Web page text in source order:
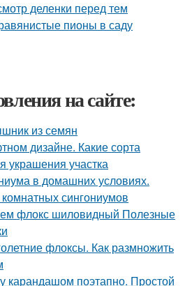
на сайте:
из семян
дизайне. Какие сорта
украшения участка
в домашних условиях.
сингониумов
флокс шиловидный Полезные
флоксы. Как размножить
карандашом поэтапно. Простой